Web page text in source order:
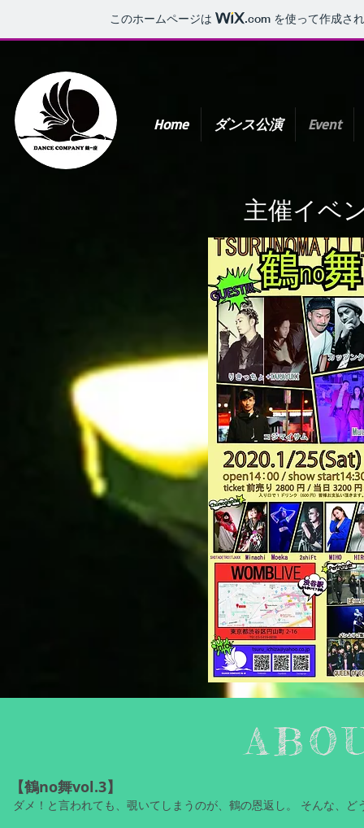
このホームページは .comを使って作成さ
Home ダンス公演 Event
主催イベ
【鶴no舞vol.3】
ダメ！と言われても、覗いてしまうのが、鶴の恩返し。 そんな、